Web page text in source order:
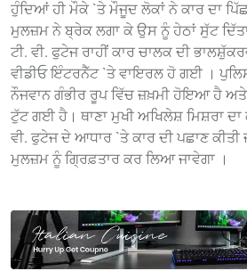
ਹੁੰਦਿਆਂ ਹੀ ਮੌਕੇ `ਤੇ ਮੌਜੂਦ ਲੋਕਾਂ ਨੇ ਕਾਰ ਦਾ
ਮੁਲਜ਼ਮ ਨੇ ਬ੍ਰੇਕ ਲਗਾ ਕੇ ਉਸ ਨੂੰ ਹੇਠਾਂ ਸੁੱਟ
ਟੀ. ਵੀ. ਫੁਟੇਜ ਰਾਹੀਂ ਕਾਰ ਚਾਲਕ ਦੀ
ਵੀਡੀਓ ਇੰਟਰਨੈੱਟ `ਤੇ ਵਾਇਰਲ ਹੋ ਗਈ ।
ਨੌਜਵਾਨ ਗੰਭੀਰ ਰੂਪ ਵਿੱਚ ਜ਼ਖ਼ਮੀ ਹੋਇਆ ਹੈ
ਟੁੱਟ ਗਈ ਹੈ। ਥਾਣਾ ਮੁਖੀ ਅਖਿਲੇਸ਼ ਮਿਸ਼ਰਾ ਦਾ
ਵੀ. ਫੁਟੇਜ ਦੇ ਆਧਾਰ `ਤੇ ਕਾਰ ਦੀ ਪਛਾਣ ਕੀਤੀ
ਮੁਲਜ਼ਮ ਨੂੰ ਗ੍ਰਿਫ਼ਤਾਰ ਕਰ ਲਿਆ ਜਾਵੇਗਾ ।